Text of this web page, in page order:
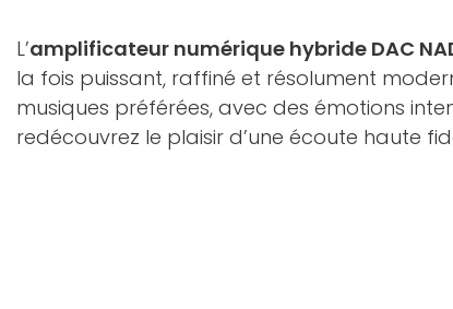
L’amplificateur numérique hybride DAC
la fois puissant, raffiné et résolument
musiques préférées, avec des émotions
redécouvrez le plaisir d’une écoute haute